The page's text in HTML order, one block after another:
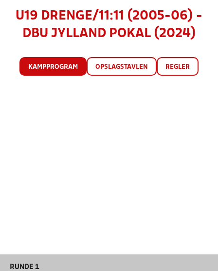
U19 DRENGE/11:11 (2005-06) -
DBU JYLLAND POKAL (2024)
KAMPPROGRAM OPSLAGSTAVLEN REGLER
RUNDE 1